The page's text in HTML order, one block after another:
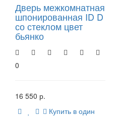
Дверь межкомнатная
шпонированная ID D
со стеклом цвет
бьянко
0
16 550 р.
Купить в один